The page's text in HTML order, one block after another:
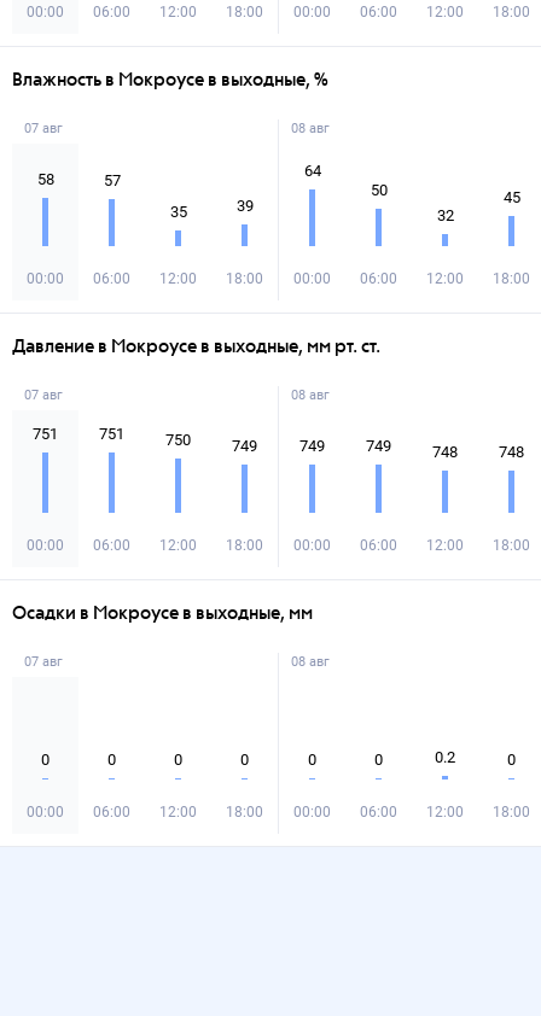
00:00 06:00 12:00 18:00 00:00 06:00 12:00 18:00
Влажность в Мокроусе в выходные, %
07 авг
58
00:00
57
06:00
35
12:00
39
18:00
08 авг
64
00:00
50
06:00
32
12:00
45
18:00
Давление в Мокроусе в выходные, мм рт. ст.
07 авг
751
00:00
751
06:00
750
12:00
749
18:00
08 авг
749
00:00
749
06:00
748
12:00
748
18:00
Осадки в Мокроусе в выходные, мм
07 авг
0
00:00
0
06:00
0
12:00
0
18:00
08 авг
0
00:00
0
06:00
0.2
12:00
0
18:00